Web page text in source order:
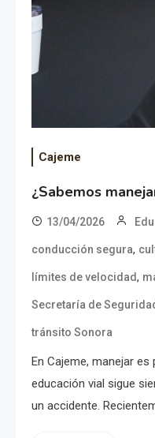
Cajeme
¿Sabemos
13/04/2026
conducción segura,
límites de velocidad,
Secretaría de
tránsito Sonora
En Cajeme, manejar
educación vial sigue
un accidente.